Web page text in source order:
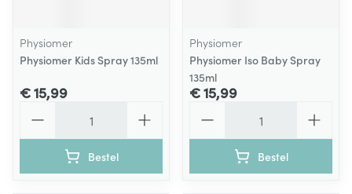
Physiomer
Physiomer Kids Spray 135ml
€ 15,99
Bestel
Physiomer
Physiomer Iso Baby Spray
135ml
€ 15,99
Bestel